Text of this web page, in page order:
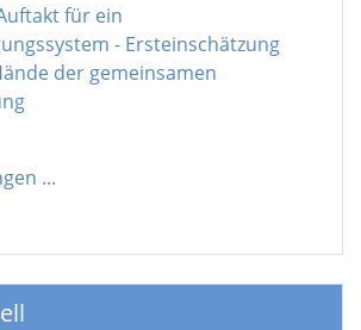
für ein
- Ersteinschätzung
der gemeinsamen
...